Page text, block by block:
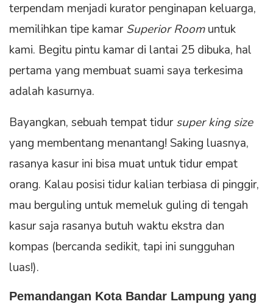
terpendam menjadi kurator penginapan keluarga,
memilihkan tipe kamarSuperior Roomuntuk
kami. Begitu pintu kamar di lantai 25 dibuka, hal
pertama yang membuat suami saya terkesima
adalah kasurnya.
Bayangkan, sebuah tempat tidursuper king size
yang membentang menantang! Saking luasnya,
rasanya kasur ini bisa muat untuk tidur empat
orang. Kalau posisi tidur kalian terbiasa di pinggir,
mau berguling untuk memeluk guling di tengah
kasur saja rasanya butuh waktu ekstra dan
kompas (bercanda sedikit, tapi ini sungguhan
luas!).
Pemandangan Kota Bandar Lampung yang